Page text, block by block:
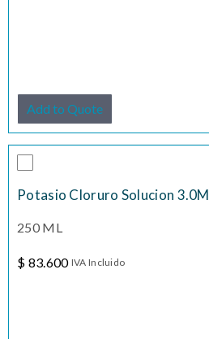
Add to Quote
Potasio Cloruro Solucion 3.0M
250 ML
$ 83.600 IVA Incluido